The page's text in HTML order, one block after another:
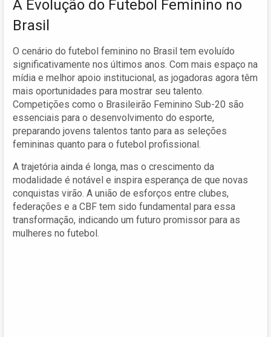
A Evolução do Futebol Feminino no
Brasil
O cenário do futebol feminino no Brasil tem evoluído
significativamente nos últimos anos. Com mais espaço na
mídia e melhor apoio institucional, as jogadoras agora têm
mais oportunidades para mostrar seu talento.
Competições como o Brasileirão Feminino Sub-20 são
essenciais para o desenvolvimento do esporte,
preparando jovens talentos tanto para as seleções
femininas quanto para o futebol profissional.
A trajetória ainda é longa, mas o crescimento da
modalidade é notável e inspira esperança de que novas
conquistas virão. A união de esforços entre clubes,
federações e a CBF tem sido fundamental para essa
transformação, indicando um futuro promissor para as
mulheres no futebol.